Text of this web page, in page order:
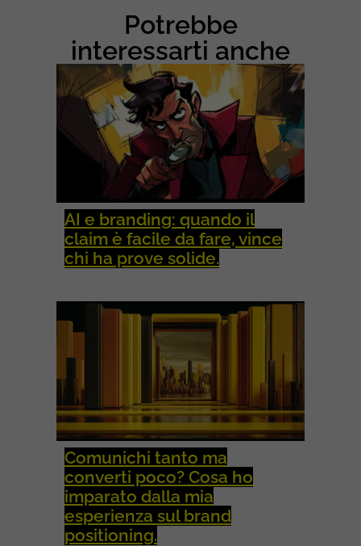
Potrebbe
interessarti anche
AI e branding: quando il
claim è facile da fare, vince
chi ha prove solide.
Comunichi tanto ma
converti poco? Cosa ho
imparato dalla mia
esperienza sul brand
positioning.